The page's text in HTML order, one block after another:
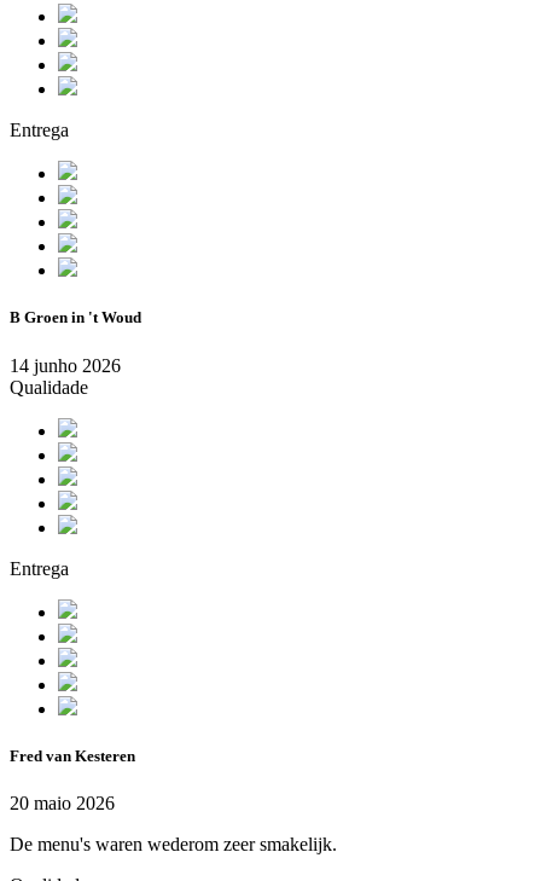
Entrega
B Groen in 't Woud
14 junho 2026
Qualidade
Entrega
Fred van Kesteren
20 maio 2026
De menu's waren wederom zeer smakelijk.